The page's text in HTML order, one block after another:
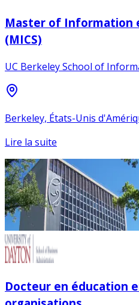
Master of Information
(MICS)
UC Berkeley School of
Berkeley, États-Unis
Lire la suite
Docteur en éducation